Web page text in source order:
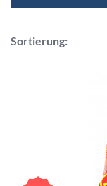
Sortierung: